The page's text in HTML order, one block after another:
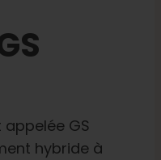
GS
hybride à